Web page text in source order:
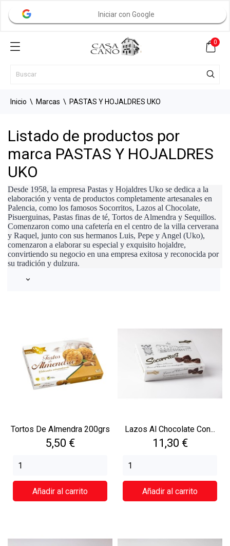
Iniciar con Google
0
Inicio Marcas PASTAS Y HOJALDRES UKO
Listado de productos por
marca PASTAS Y HOJALDRES
UKO
Desde 1958, la empresa Pastas y Hojaldres Uko se dedica a la
elaboración y venta de productos completamente artesanales en
Palencia, como los famosos Socorritos, Lazos al Chocolate,
Pisuerguinas, Pastas finas de té, Tortos de Almendra y Sequillos.
Comenzaron como una cafetería en el centro de la villa cerverana
y Raquel, junto con sus hermanos Luis, Pepe y Angel (Uko),
comenzaron a elaborar su especial y exquisito hojaldre,
convirtiendo su negocio en una empresa exitosa y reconocida por
su tradición y dulzura.
keyboard_arrow_down
Tortos De Almendra 200grs
Precio
5,50 €
Añadir al carrito
Lazos Al Chocolate Con...
Precio
11,30 €
Añadir al carrito